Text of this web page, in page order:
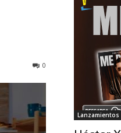
0
Lanzamientos